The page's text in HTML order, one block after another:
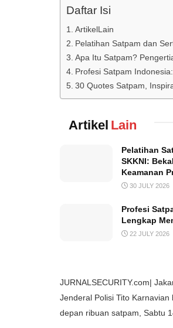
Daftar Isi
ArtikelLain
Pelatihan Satpam dan
Apa Itu Satpam?
Profesi Satpam
30 Quotes Satpam,
Artikel Lain
Pelatihan
SKKNI:
Keamanan
30 JULY 2026
Profesi
Lengkap
22 JULY 2026
JURNALSECURITY.com|
Jenderal Polisi Tito
depan ribuan satpam, Sabtu